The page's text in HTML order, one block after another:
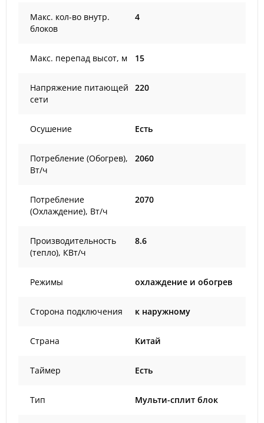
Макс. кол-во внутр.
блоков
4
Макс. перепад высот, м 15
Напряжение питающей
сети
220
Осушение Есть
Потребление (Обогрев),
Вт/ч
2060
Потребление
(Охлаждение), Вт/ч
2070
Производительность
(тепло), КВт/ч
8.6
Режимы охлаждение и обогрев
Сторона подключения к наружному
Страна Китай
Таймер Есть
Тип Мульти-сплит блок